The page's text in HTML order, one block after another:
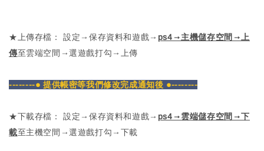
★上傳存檔： 設定→保存資料和遊戲→ ps4→主機儲存空間→上
傳至雲端空間→選遊戲打勾→上傳
--------● 提供帳密等我們修改完成通知後 ●--------
★下載存檔： 設定→保存資料和遊戲→ ps4→雲端儲存空間→下
載至主機空間→選遊戲打勾→下載